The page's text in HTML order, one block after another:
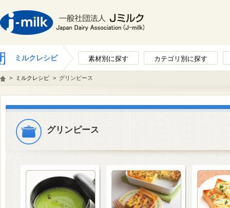
ミルクレシピ 素材別に探す カテゴリ別に探す
> ミルクレシピ > グリンピース
グリンピース